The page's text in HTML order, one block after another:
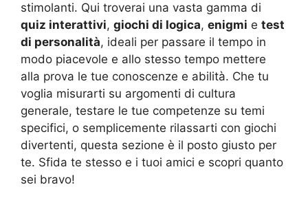
stimolanti. Qui troverai una vasta gamma di
quiz interattivi, giochi di logica, enigmi e test
di personalità, ideali per passare il tempo in
modo piacevole e allo stesso tempo mettere
alla prova le tue conoscenze e abilità. Che tu
voglia misurarti su argomenti di cultura
generale, testare le tue competenze su temi
specifici, o semplicemente rilassarti con giochi
divertenti, questa sezione è il posto giusto per
te. Sfida te stesso e i tuoi amici e scopri quanto
sei bravo!